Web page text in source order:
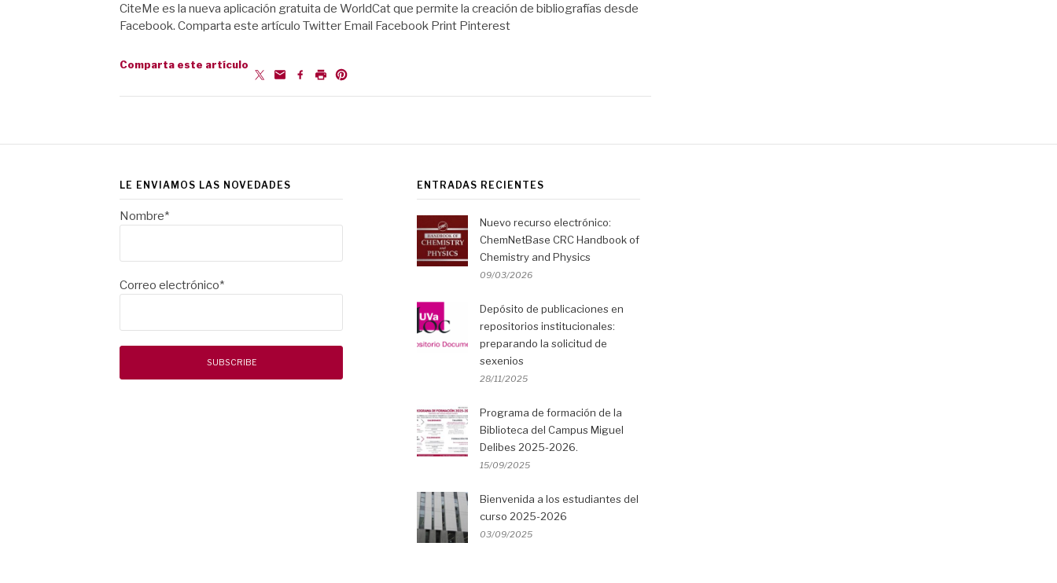
CiteMe es la nueva aplicación gratuita de WorldCat que permite la creación de bibliografías desde
Facebook. Comparta este artículo Twitter Email Facebook Print Pinterest
Comparta este artículo
LE ENVIAMOS LAS NOVEDADES
Nombre*
Correo electrónico*
ENTRADAS RECIENTES
Nuevo recurso electrónico:
ChemNetBase CRC Handbook of
Chemistry and Physics
09/03/2026
Depósito de publicaciones en
repositorios institucionales:
preparando la solicitud de
sexenios
28/11/2025
Programa de formación de la
Biblioteca del Campus Miguel
Delibes 2025-2026.
15/09/2025
Bienvenida a los estudiantes del
curso 2025-2026
03/09/2025